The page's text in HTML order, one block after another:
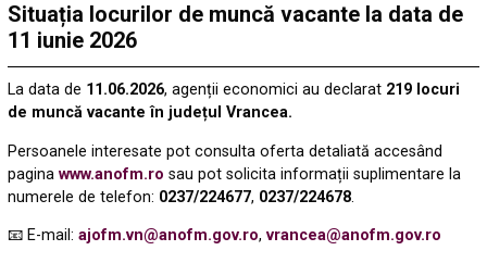
Situația locurilor de muncă vacante la data de
11 iunie 2026
La data de 11.06.2026, agenții economici au declarat 219 locuri
de muncă vacante în județul Vrancea.
Persoanele interesate pot consulta oferta detaliată accesând
paginawww.anofm.ro sau pot solicita informații suplimentare la
numerele de telefon: 0237/224677, 0237/224678.
📧 E-mail:ajofm.vn@anofm.gov.ro,vrancea@anofm.gov.ro